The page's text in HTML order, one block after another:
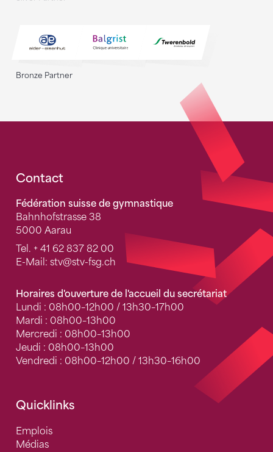
Bronze Partner
Fusszeile
Contact
Fédération suisse de gymnastique
Bahnhofstrasse 38
5000 Aarau
Tel. + 41 62 837 82 00
E-Mail: stv@stv-fsg.ch
Horaires d'ouverture de l'accueil du secrétariat
Lundi : 08h00–12h00 / 13h30–17h00
Mardi : 08h00–13h00
Mercredi : 08h00–13h00
Jeudi : 08h00–13h00
Vendredi : 08h00–12h00 / 13h30–16h00
Quicklinks
Emplois
Médias